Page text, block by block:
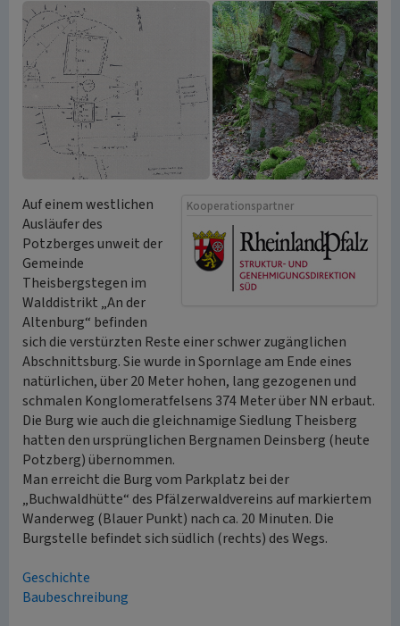
Kooperationspartner
Auf einem westlichen
Ausläufer des
Potzberges unweit der
Gemeinde
Theisbergstegen im
Walddistrikt „An der
Altenburg“ befinden
sich die verstürzten Reste einer schwer zugänglichen
Abschnittsburg. Sie wurde in Spornlage am Ende eines
natürlichen, über 20 Meter hohen, lang gezogenen und
schmalen Konglomeratfelsens 374 Meter über NN erbaut.
Die Burg wie auch die gleichnamige Siedlung Theisberg
hatten den ursprünglichen Bergnamen Deinsberg (heute
Potzberg) übernommen.
Man erreicht die Burg vom Parkplatz bei der
„Buchwaldhütte“ des Pfälzerwaldvereins auf markiertem
Wanderweg (Blauer Punkt) nach ca. 20 Minuten. Die
Burgstelle befindet sich südlich (rechts) des Wegs.
Geschichte
Baubeschreibung